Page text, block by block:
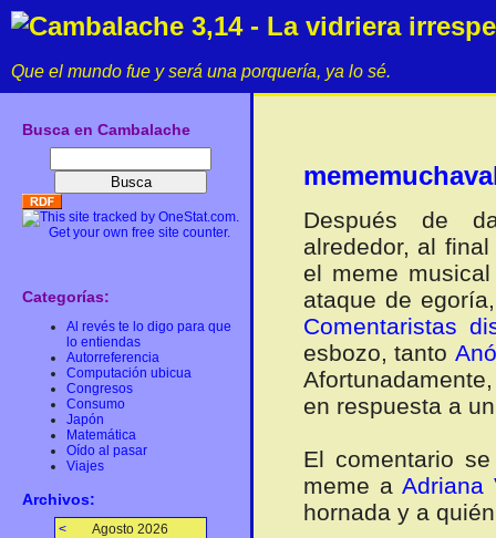
Cambalache 3,14 - La vidriera
Que el mundo fue y será una porquería, ya lo sé.
Después de
alrededor, al
el meme
ataque de
Comentaristas
esbozo, tanto
en respuesta a
El comentario
meme aAdriana
hornada y a
Busca en Cambalache
Categorías:
Al revés te lo digo para que
lo entiendas
Autorreferencia
Computación ubicua
Congresos
Consumo
Japón
Matemática
Oído al pasar
Viajes
Archivos:
< Agosto 2026